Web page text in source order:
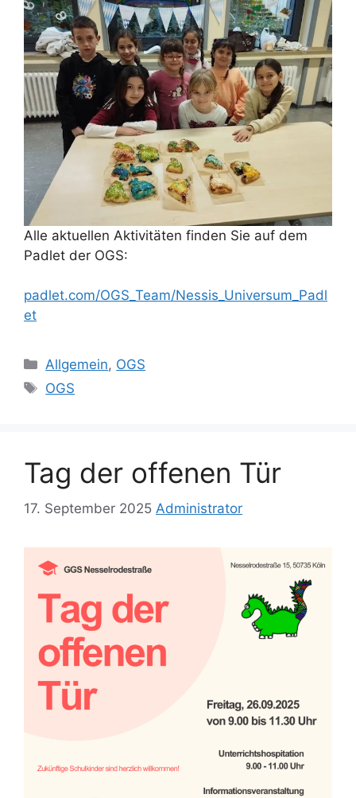
Alle aktuellen Aktivitäten finden Sie auf dem
Padlet der OGS:
padlet.com/OGS_Team/Nessis_Universum_Padl
et
Kategorien
Allgemein, OGS
Schlagwörter
OGS
Tag der offenen Tür
17. September 2025 Administrator